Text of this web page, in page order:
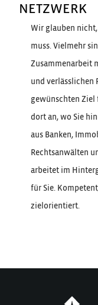
NETZWERK
Wir glauben
muss. Vielmehr
Zusammenarbeit
und verlässlichen
gewünschten Ziel
dort an, wo Sie
aus Banken,
Rechtsanwälten
arbeitet im
für Sie.
zielorientiert.